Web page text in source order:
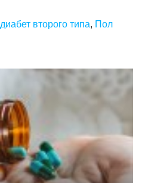
диабет второго типа, Пол